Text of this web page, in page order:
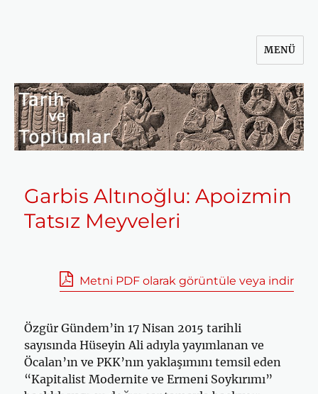
MENÜ
Garbis Altınoğlu: Apoizmin
Tatsız Meyveleri
Metni PDF olarak görüntüle veya indir
Özgür Gündem’in 17 Nisan 2015 tarihli
sayısında Hüseyin Ali adıyla yayımlanan ve
Öcalan’ın ve PKK’nın yaklaşımını temsil eden
“Kapitalist Modernite ve Ermeni Soykırımı”